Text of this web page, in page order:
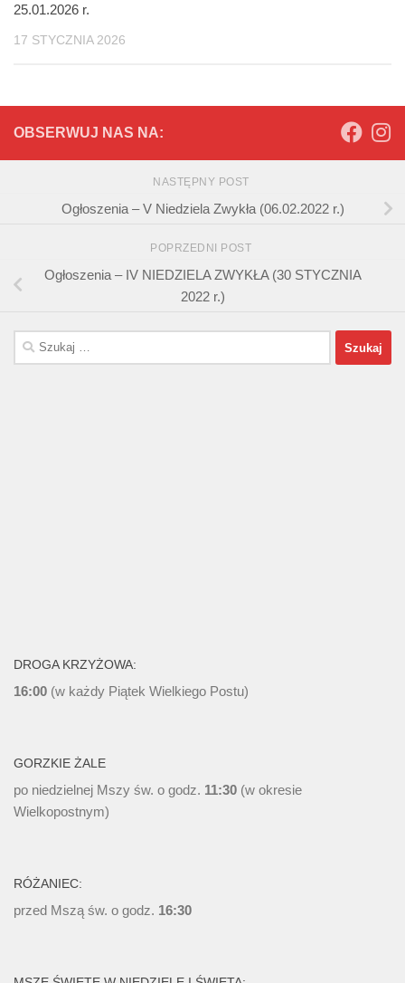
25.01.2026 r.
17 STYCZNIA 2026
OBSERWUJ NAS NA:
NASTĘPNY POST
Ogłoszenia – V Niedziela Zwykła (06.02.2022 r.)
POPRZEDNI POST
Ogłoszenia – IV NIEDZIELA ZWYKŁA (30 STYCZNIA
2022 r.)
Szukaj:
DROGA KRZYŻOWA:
16:00 (w każdy Piątek Wielkiego Postu)
GORZKIE ŻALE
po niedzielnej Mszy św. o godz. 11:30 (w okresie
Wielkopostnym)
RÓŻANIEC:
przed Mszą św. o godz. 16:30